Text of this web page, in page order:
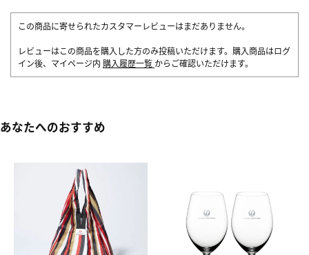
この商品に寄せられたカスタマーレビューはまだありません。
レビューはこの商品を購入した方のみ投稿いただけます。購入商品はログ
イン後、マイページ内 購入履歴一覧 からご確認いただけます。
あなたへのおすすめ